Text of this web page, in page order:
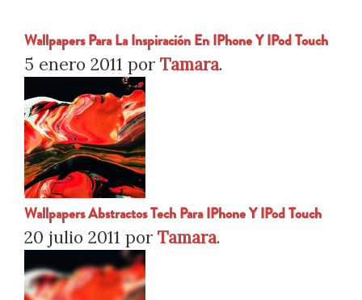
Wallpapers Para La Inspiración En IPhone Y IPod Touch
5 enero 2011 por Tamara.
Wallpapers Abstractos Tech Para IPhone Y IPod Touch
20 julio 2011 por Tamara.